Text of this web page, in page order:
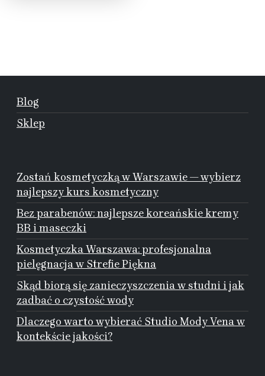
Blog
Sklep
Zostań kosmetyczką w Warszawie — wybierz
najlepszy kurs kosmetyczny
Bez parabenów: najlepsze koreańskie kremy
BB i maseczki
Kosmetyczka Warszawa: profesjonalna
pielęgnacja w Strefie Piękna
Skąd biorą się zanieczyszczenia w studni i jak
zadbać o czystość wody
Dlaczego warto wybierać Studio Mody Vena w
kontekście jakości?